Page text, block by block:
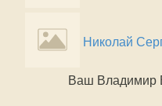
Николай
Ваш Владимир